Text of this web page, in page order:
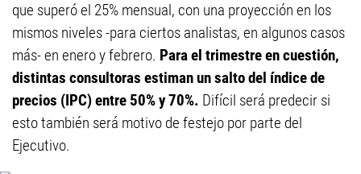
que superó el 25% mensual, con una proyección en los
mismos niveles -para ciertos analistas, en algunos casos
más- en enero y febrero. Para el trimestre en cuestión,
distintas consultoras estiman un salto del índice de
precios (IPC) entre 50% y 70%. Difícil será predecir si
esto también será motivo de festejo por parte del
Ejecutivo.